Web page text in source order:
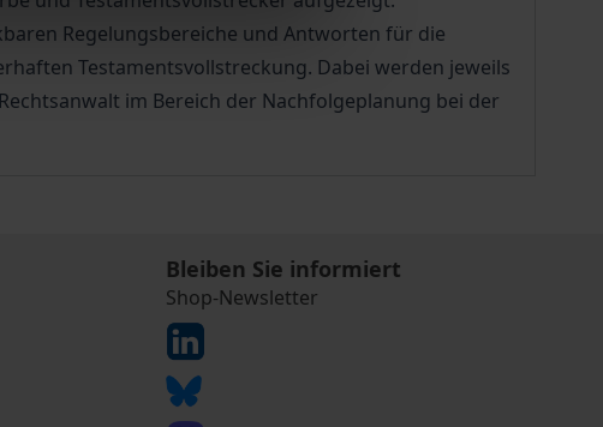
Regelungsbereiche und Antworten für die
Testamentsvollstreckung. Dabei werden jeweils
im Bereich der Nachfolgeplanung bei der
Bleiben Sie informiert
Shop-Newsletter